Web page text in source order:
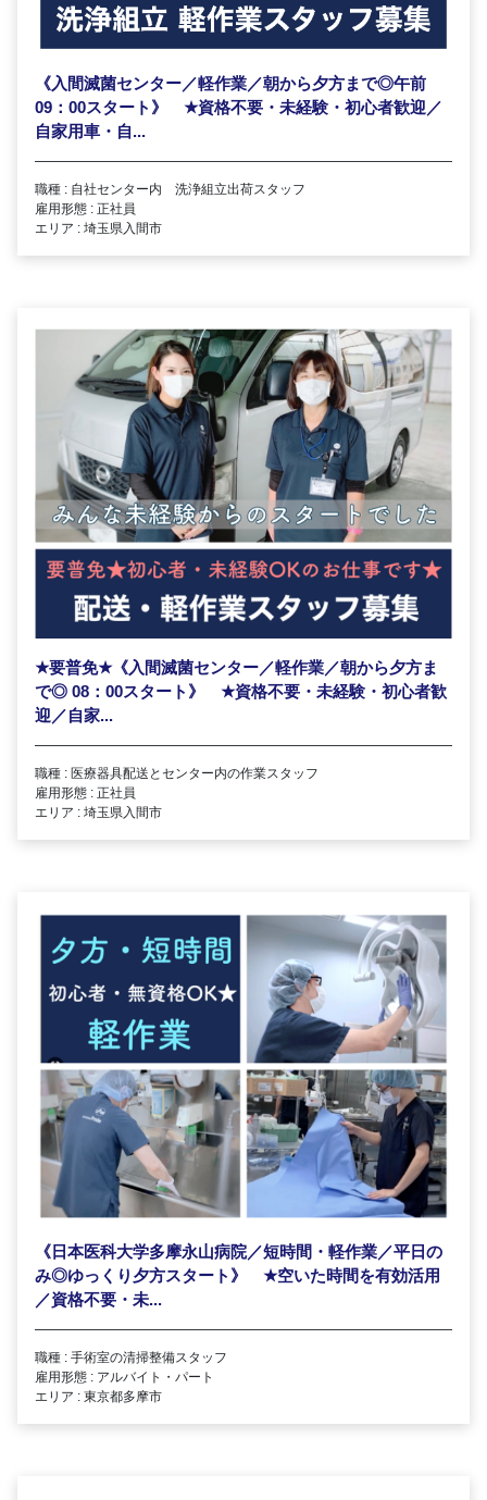
《入間滅菌センター／軽作業／朝から夕方まで◎午前
09：00スタート》 ★資格不要・未経験・初心者歓迎／
自家用車・自...
職種 : 自社センター内 洗浄組立出荷スタッフ
雇用形態 : 正社員
エリア : 埼玉県入間市
★要普免★《入間滅菌センター／軽作業／朝から夕方ま
で◎ 08：00スタート》 ★資格不要・未経験・初心者歓
迎／自家...
職種 : 医療器具配送とセンター内の作業スタッフ
雇用形態 : 正社員
エリア : 埼玉県入間市
《日本医科大学多摩永山病院／短時間・軽作業／平日の
み◎ゆっくり夕方スタート》 ★空いた時間を有効活用
／資格不要・未...
職種 : 手術室の清掃整備スタッフ
雇用形態 : アルバイト・パート
エリア : 東京都多摩市